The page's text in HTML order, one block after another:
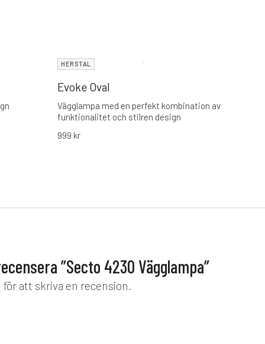
HERSTAL
Evoke Oval
Vägglampa med en perfekt kombination av
funktionalitet och stilren design
999 kr
”Secto 4230 Vägglampa”
för att skriva en recension.